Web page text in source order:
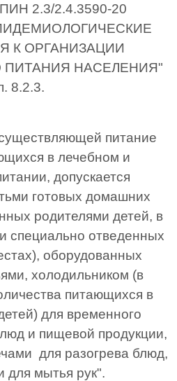
2.3/2.4.3590-20
К ОРГАНИЗАЦИИ
НАСЕЛЕНИЯ"
8.2.3.
питание
в лечебном и
допускается
готовых домашних
родителями детей, в
специально отведенных
оборудованных
холодильником (в
питающихся в
для временного
и пищевой продукции,
для разогрева блюд,
для мытья рук".